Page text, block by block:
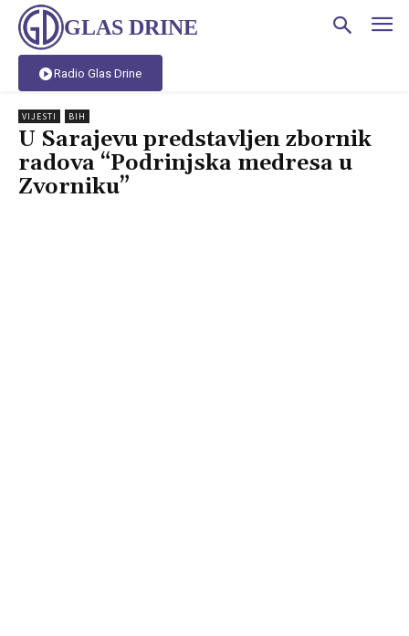
GLAS DRINE
Radio Glas Drine
VIJESTI BIH
U Sarajevu predstavljen zbornik
radova “Podrinjska medresa u
Zvorniku”